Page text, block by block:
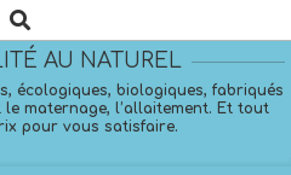
Search
AU NATUREL
écologiques, biologiques, fabriqués
maternage, l’allaitement. Et tout
pour vous satisfaire.